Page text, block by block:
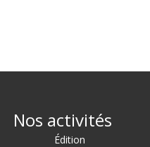
Nos activités
Édition